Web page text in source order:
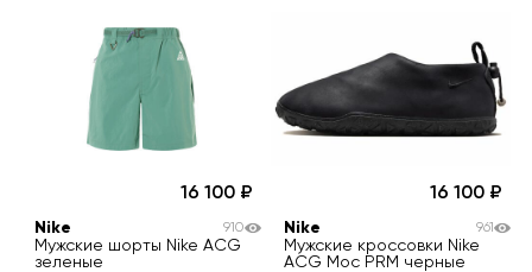
16 100
Nike
Мужские шорты Nike ACG
зеленые
910
16 100
Nike
Мужские кроссовки Nike
ACG Moc PRM черные
961